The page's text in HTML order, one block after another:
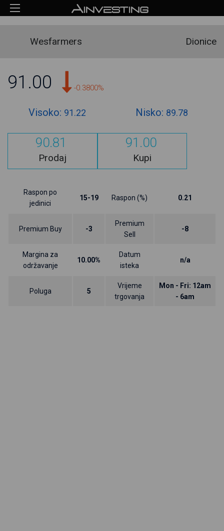
Wesfarmers Dionice
91.00 -0.3800%
Visoko: 91.22 Nisko: 89.78
90.81
Prodaj
91.00
Kupi
Raspon po
jedinici
15-19 Raspon (%) 0.21
Premium Buy -3
Premium
Sell
-8
Margina za
održavanje
10.00%
Datum
isteka
n/a
Poluga 5
Vrijeme
trgovanja
Mon - Fri: 12am
- 6am